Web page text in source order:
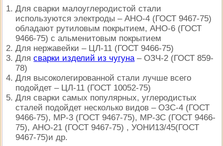
Для сварки малоуглеродистой стали
используются электроды –АНО-4 (ГОСТ 9467-75)
обладают рутиловым покрытием, АНО-6 (ГОСТ
9466-75) с альменитовым покрытием
Для нержавейки – ЦЛ-11 (ГОСТ 9466-75)
Длясварки изделий из чугуна–ОЗЧ-2 (ГОСТ 859-
78)
Для высоколегированной стали лучше всего
подойдет – ЦЛ-11 (ГОСТ 10052-75)
Для сварки самых популярных, углеродистых
сталей подойдет несколько видов –ОЗС-4 (ГОСТ
9466-75), МР-3 (ГОСТ 9467-75), МР-3С (ГОСТ 9466-
75), АНО-21 (ГОСТ 9467-75) , УОНИ13/45(ГОСТ
9467-75)и др.